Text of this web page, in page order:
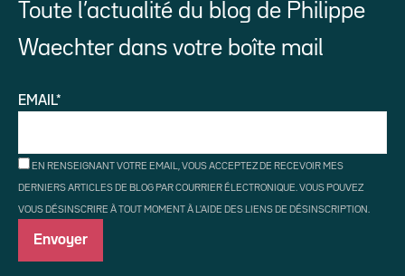
Toute l’actualité du blog de Philippe
Waechter dans votre boîte mail
EMAIL*
EN RENSEIGNANT VOTRE EMAIL, VOUS ACCEPTEZ DE RECEVOIR MES
DERNIERS ARTICLES DE BLOG PAR COURRIER ÉLECTRONIQUE. VOUS POUVEZ
VOUS DÉSINSCRIRE À TOUT MOMENT À L'AIDE DES LIENS DE DÉSINSCRIPTION.